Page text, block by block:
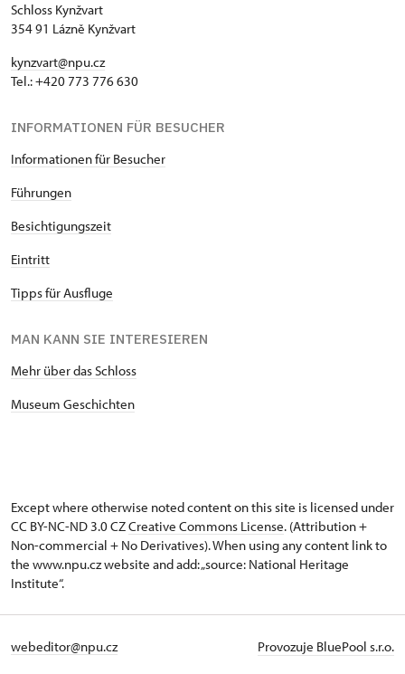
Schloss Kynžvart
354 91 Lázně Kynžvart
kynzvart@npu.cz
Tel.: +420 773 776 630
INFORMATIONEN FÜR BESUCHER
Informationen für Besucher
Führungen
Besichtigungszeit
Eintritt
Tipps für Ausfluge
MAN KANN SIE INTERESIEREN
Mehr über das Schloss
Museum Geschichten
Except where otherwise noted content on this site is licensed under
CC BY-NC-ND 3.0 CZCreative Commons License. (Attribution +
Non-commercial + No Derivatives). When using any content link to
the www.npu.cz website and add: „source: National Heritage
Institute“.
webeditor@npu.cz Provozuje BluePool s.r.o.